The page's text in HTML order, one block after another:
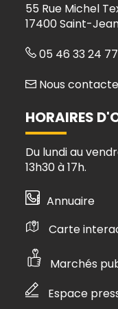
55 Rue Michel
17400 Saint-
05 46 33 24 77
Nous
HORAIRES
Du lundi au
13h30 à 17h.
Annuaire
Carte
Marchés
Espace